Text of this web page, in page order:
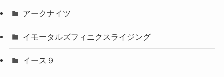
アークナイツ
イモータルズフィニクスライジング
イース９